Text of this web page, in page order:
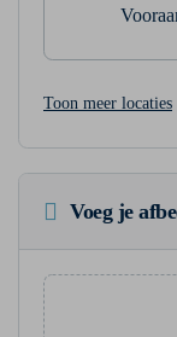
Toon meer locaties
Voeg je